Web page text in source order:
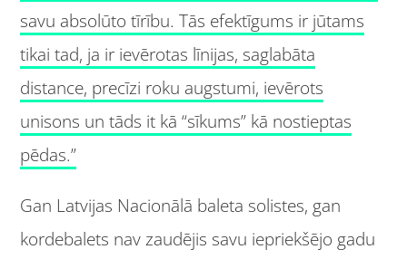
savu absolūto tīrību. Tās efektīgums ir jūtams
tikai tad, ja ir ievērotas līnijas, saglabāta
distance, precīzi roku augstumi, ievērots
unisons un tāds it kā “sīkums” kā nostieptas
pēdas.”
Gan Latvijas Nacionālā baleta solistes, gan
kordebalets nav zaudējis savu iepriekšējo gadu